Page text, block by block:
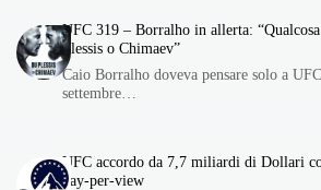
UFC 319 – Borralho in allerta:
Plessis o Chimaev”
Caio Borralho doveva pensare solo a
settembre…
UFC accordo da 7,7 miliardi di Dollari
pay-per-view